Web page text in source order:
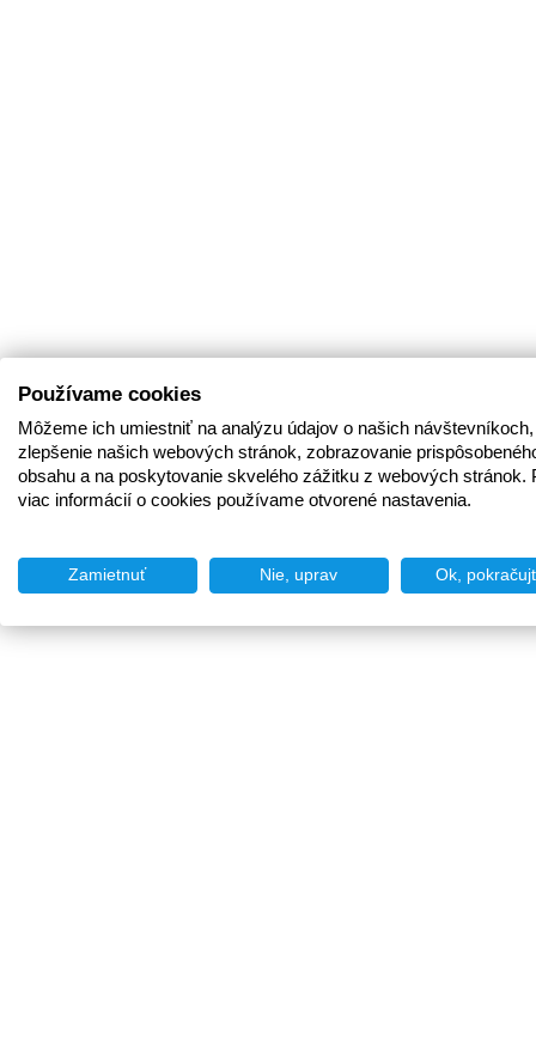
Používame cookies
Môžeme ich umiestniť na analýzu údajov o našich
zlepšenie našich webových stránok, zobrazovanie
obsahu a na poskytovanie skvelého zážitku z webových stránok.
viac informácií o cookies používame otvorené nastavenia.
Zamietnuť Nie, uprav Ok,